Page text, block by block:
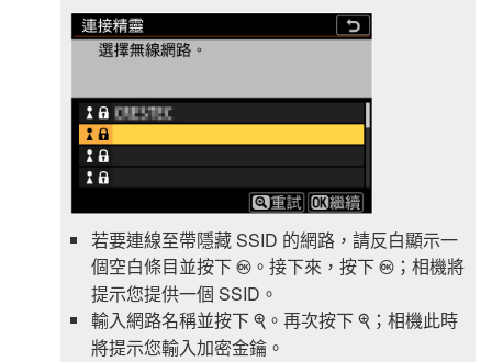
若要連線至帶隱藏 SSID 的網路，請反白顯示一
個空白條目並按下 J 。接下來，按下 J ；相機將
提示您提供一個 SSID。
輸入網路名稱並按下 X 。再次按下 X ；相機此時
將提示您輸入加密金鑰。